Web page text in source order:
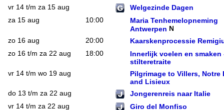
vr 14 t/m za 15 aug Welgezinde Dagen
za 15 aug 10:00
Maria Tenhemelopneming
Antwerpen
zo 16 aug 20:00 Kaarskenprocessie
zo 16 t/m za 22 aug 18:00
Innerlijk voelen en smaken
stilteretraite
vr 14 t/m wo 19 aug
Pilgrimage to Villers, Notre
and Lisieux
do 13 t/m za 22 aug Jongerenreis naar Italie
vr 14 t/m za 22 aug Giro del Monfiso